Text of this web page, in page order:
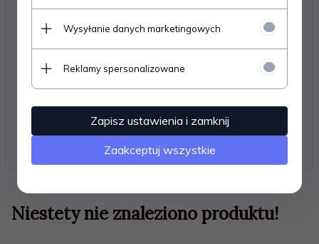
By pozwolić rozwijać się dziecięcemu
pięknu
Proponujemy również sprawdzić nasze pozostałe
kategorie, w których proponujemy „małym kobietkom”
stylowe inowoczesne toaletki kosmetyczne.
Żeby już na starcie dobrze je wyposażyć, można zakupić
także specjalne kosmetyki dla dziewczynek – kolorowe,
bezpieczne, w sam raz do wykonywania pierwszych prób
z makijażem „nie na serio”.
Niestety nie znaleziono produktu!
Wysyłanie danych marketingowych
Reklamy spersonalizowane
Zapisz ustawienia i zamknij
Zaakceptuj wszystkie